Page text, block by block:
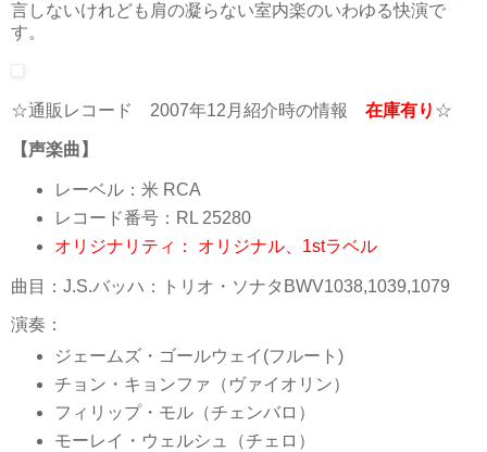
言しないけれども肩の凝らない室内楽のいわゆる快演で
す。
☆通販レコード 2007年12月紹介時の情報 在庫有り ☆
【声楽曲】
レーベル：米 RCA
レコード番号：RL 25280
オリジナリティ： オリジナル、1stラベル
曲目：J.S.バッハ：トリオ・ソナタBWV1038,1039,1079
演奏：
ジェームズ・ゴールウェイ(フルート)
チョン・キョンファ（ヴァイオリン）
フィリップ・モル（チェンバロ）
モーレイ・ウェルシュ（チェロ）